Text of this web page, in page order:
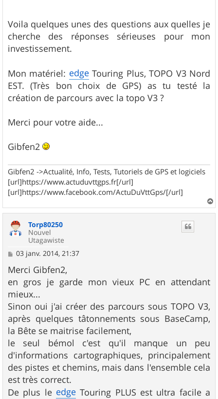
Voila quelques unes des questions aux quelles je
cherche des réponses sérieuses pour mon
investissement.
Mon matériel: edgeTouring Plus, TOPO V3 Nord
EST. (Très bon choix de GPS) as tu testé la
création de parcours avec la topo V3 ?
Merci pour votre aide...
Gibfen2
Gibfen2 ->Actualité, Info, Tests, Tutoriels de GPS et logiciels
[url]https://www.actuduvttgps.fr[/url]
[url]https://www.facebook.com/ActuDuVttGps/[/url]
a
Torp80250
Nouvel
Utagawiste
M
s
s
a
g
e
03 janv. 2014, 21:37
Merci Gibfen2,
en gros je garde mon vieux PC en attendant
mieux...
Sinon oui j'ai créer des parcours sous TOPO V3,
après quelques tâtonnements sous BaseCamp,
la Bête se maitrise facilement,
le seul bémol c'est qu'il manque un peu
d'informations cartographiques, principalement
des pistes et chemins, mais dans l'ensemble cela
est très correct.
De plus le edge Touring PLUS est ultra facile a